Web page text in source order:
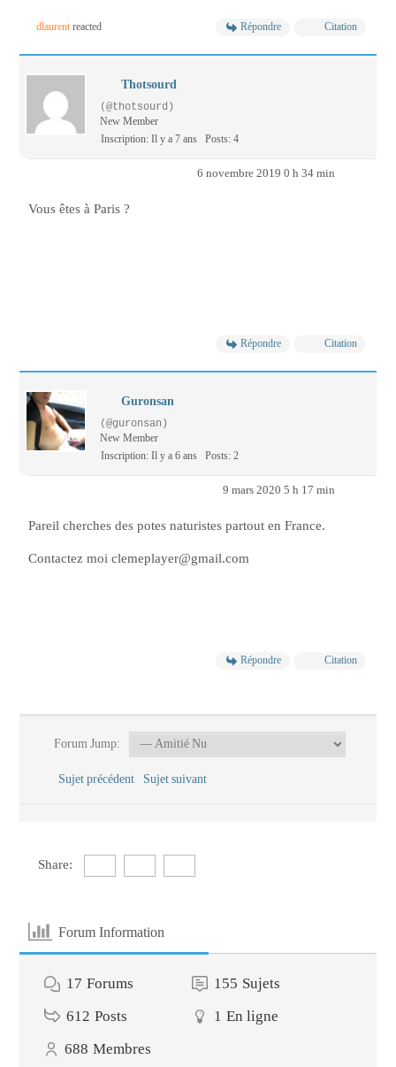
dlaurent reacted Répondre Citation
Thotsourd
(@thotsourd)
New Member
Inscription: Il y a 7 ans Posts: 4
6 novembre 2019 0 h 34 min
Vous êtes à Paris ?
Répondre Citation
Guronsan
(@guronsan)
New Member
Inscription: Il y a 6 ans Posts: 2
9 mars 2020 5 h 17 min
Pareil cherches des potes naturistes partout en France.
Contactez moi clemeplayer@gmail.com
Répondre Citation
Forum Jump:
Sujet précédent Sujet suivant
Share:
Forum Information
17 Forums 155 Sujets
612 Posts 1 En ligne
688 Membres